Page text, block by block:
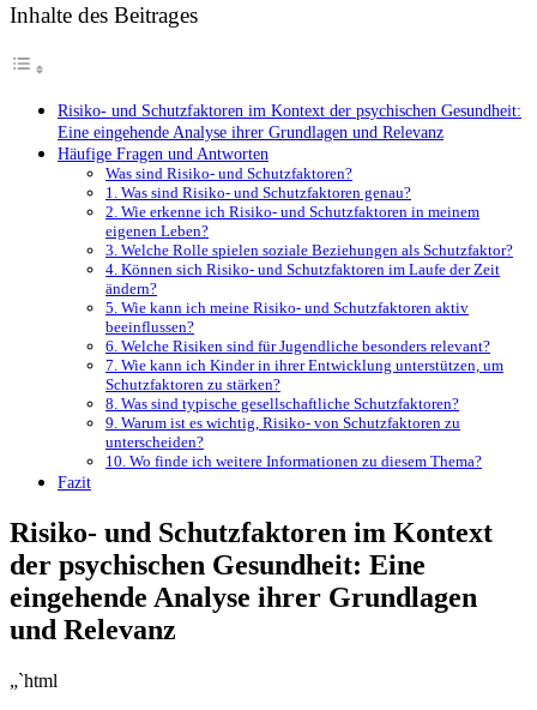
Inhalte des Beitrages
Risiko- ‌und ⁢Schutzfaktoren im Kontext der psychischen Gesundheit:
Eine eingehende Analyse ihrer Grundlagen und Relevanz
Häufige Fragen und Antworten
Was sind Risiko- und Schutzfaktoren?
1. Was sind Risiko- und Schutzfaktoren genau?
2. Wie ‍erkenne ich Risiko- und‌ Schutzfaktoren in meinem
eigenen Leben?
3. Welche Rolle​ spielen soziale Beziehungen ​als​ Schutzfaktor?
4. Können sich Risiko- und Schutzfaktoren im Laufe der Zeit
ändern?
5. ‌Wie kann⁢ ich meine Risiko- und⁢ Schutzfaktoren aktiv
beeinflussen?
6. Welche Risiken sind für‌ Jugendliche besonders relevant?
7.​ Wie kann ich Kinder in ihrer ‍Entwicklung unterstützen, um‍
Schutzfaktoren zu ⁤stärken?
8. Was sind typische gesellschaftliche Schutzfaktoren?
9. Warum ist es wichtig, Risiko- von Schutzfaktoren zu
unterscheiden?
10. Wo finde ⁢ich weitere Informationen ⁤zu diesem‍ Thema?
Fazit
Risiko- ‌und ⁢Schutzfaktoren im Kontext
der psychischen Gesundheit: Eine
eingehende Analyse ihrer Grundlagen
und Relevanz
„`html